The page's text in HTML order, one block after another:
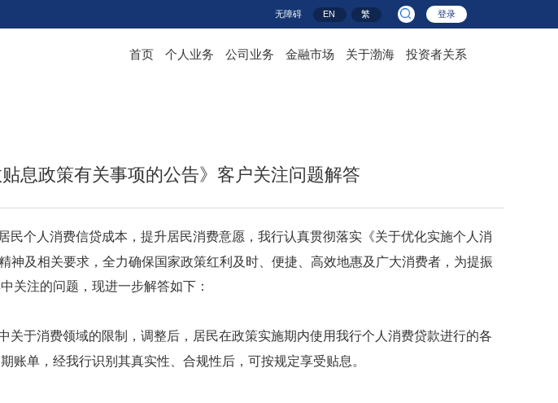
无障碍 EN 繁 登录
首页 个人业务 公司业务 金融市场 关于渤海 投资者关系
息政策有关事项的公告》客户关注问题解答
个人消费信贷成本，提升居民消费意愿，我行认真贯彻落实《关于优化实施个人消
神及相关要求，全力确保国家政策红利及时、便捷、高效地惠及广大消费者，为提振
关注的问题，现进一步解答如下：
于消费领域的限制，调整后，居民在政策实施期内使用我行个人消费贷款进行的各
账单，经我行识别其真实性、合规性后，可按规定享受贴息。